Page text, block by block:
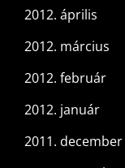
2012. április
2012. március
2012. február
2012. január
2011. december